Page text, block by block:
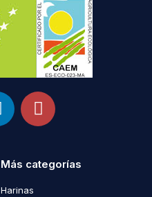
Más categorías
Harinas